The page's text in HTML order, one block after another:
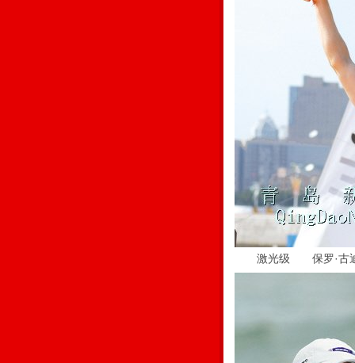
激光级 保罗·古